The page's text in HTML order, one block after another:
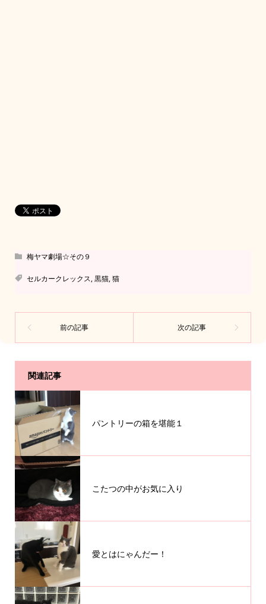
梅ヤマ劇場☆その９
セルカークレックス,黒猫,猫
関連記事
パントリーの箱を堪能１
こたつの中がお気に入り
愛とはにゃんだー！